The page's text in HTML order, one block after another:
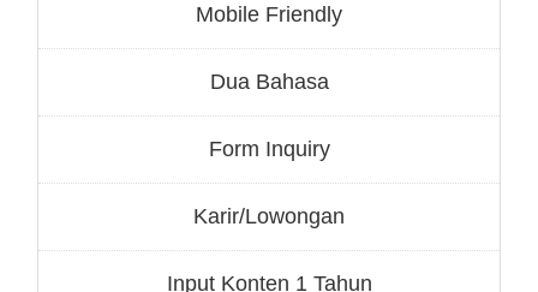
Mobile Friendly
Dua Bahasa
Form Inquiry
Karir/Lowongan
Input Konten 1 Tahun